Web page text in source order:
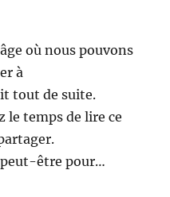
où nous pouvons
à
tout de suite.
le temps de lire ce
peut-être pour…